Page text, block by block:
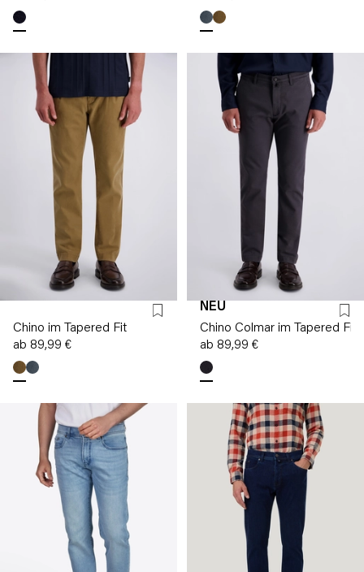
Chino im Tapered Fit
ab 89,99 €
NEU
Chino Colmar im Tapered Fit
ab 89,99 €